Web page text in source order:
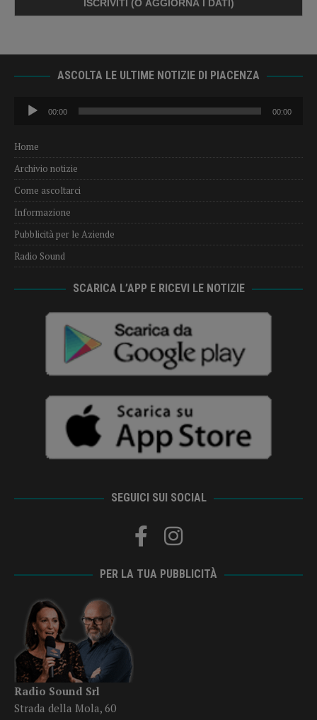
ASCOLTA LE ULTIME NOTIZIE DI PIACENZA
Audio
Player
00:00 00:00
Home
Archivio notizie
Come ascoltarci
Informazione
Pubblicità per le Aziende
Radio Sound
SCARICA L’APP E RICEVI LE NOTIZIE
SEGUICI SUI SOCIAL
PER LA TUA PUBBLICITÀ
Radio Sound Srl
Strada della Mola, 60